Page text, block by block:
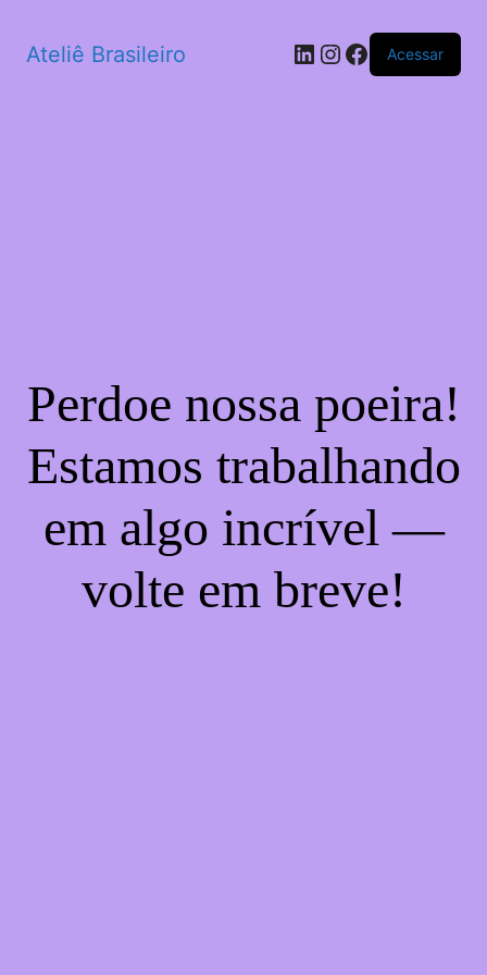
Ateliê Brasileiro LinkedIn
Instagram
Facebook
Acessar
Perdoe nossa poeira!
Estamos trabalhando
em algo incrível —
volte em breve!